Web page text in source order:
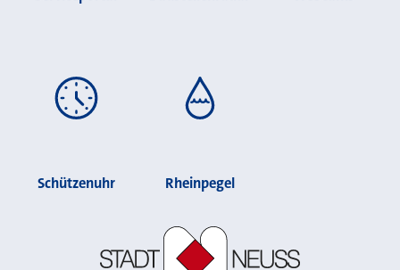
Schützenuhr Rheinpegel